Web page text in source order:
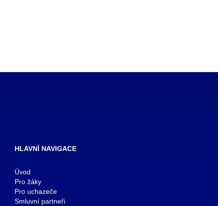
HLAVNÍ NAVIGACE
Úvod
Pro žáky
Pro uchazeče
Smluvní partneři